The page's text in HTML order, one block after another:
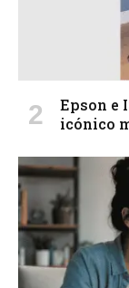
Epson e
icónico